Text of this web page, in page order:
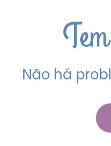
Não há